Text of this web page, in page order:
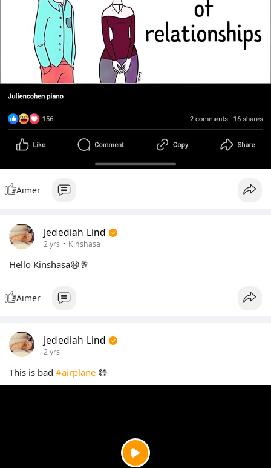
Aimer
Jedediah Lind
2 yrs · Kinshasa
Hello Kinshasa😃🥂
Aimer
Jedediah Lind
2 yrs
This is bad #airplane 😅